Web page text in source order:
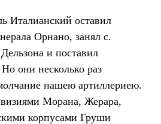
Италианский оставил
Орнано, занял с.
и поставил
они несколько раз
нашею артиллериею.
Морана, Жерара,
корпусами Груши